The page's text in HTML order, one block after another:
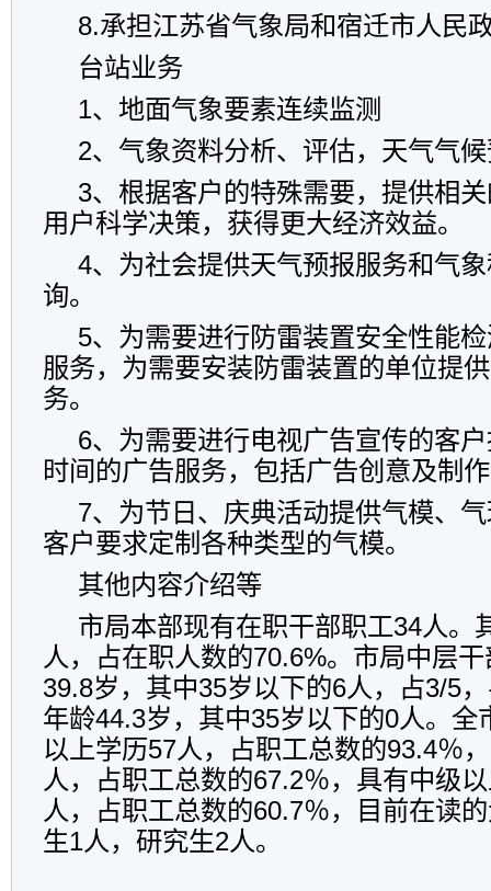
8.承担江苏省气象局和宿迁市人民
台站业务
1、地面气象要素连续监测
2、气象资料分析、评估，天气气
3、根据客户的特殊需要，提供相
用户科学决策，获得更大经济效益。
4、为社会提供天气预报服务和气
询。
5、为需要进行防雷装置安全性能
服务，为需要安装防雷装置的单位提
务。
6、为需要进行电视广告宣传的客
时间的广告服务，包括广告创意及制
7、为节日、庆典活动提供气模、
客户要求定制各种类型的气模。
其他内容介绍等
市局本部现有在职干部职工34人。
人，占在职人数的70.6%。市局中层
39.8岁，其中35岁以下的6人，占3/5
年龄44.3岁，其中35岁以下的0人。全
以上学历57人，占职工总数的93.4％
人，占职工总数的67.2％，具有中级
人，占职工总数的60.7％，目前在读
生1人，研究生2人。